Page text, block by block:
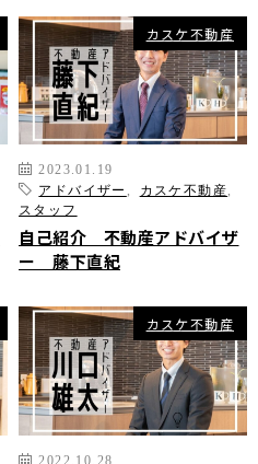
店舗紹介
スタッフ紹介
ご来店予約
お問い合わせ
お知らせ一覧
不動産コラム
オンライン相談サービス
会員登録
ログイン
お気に入りの不動産
カスケ不動産
2023.01.19
アドバイザー
カスケ不動産
スタッフ
自己紹介 不動産アドバイザ
ー 藤下直紀
カスケ不動産
2022.10.28